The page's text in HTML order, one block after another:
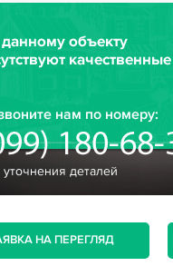
НА ПЕРЕГЛЯД